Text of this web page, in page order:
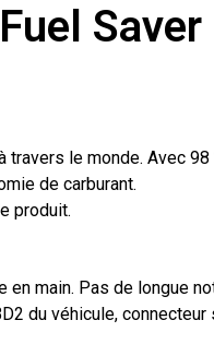
Saver
travers le monde. Avec
de carburant.
produit.
en main. Pas de longue
du véhicule, connecteur